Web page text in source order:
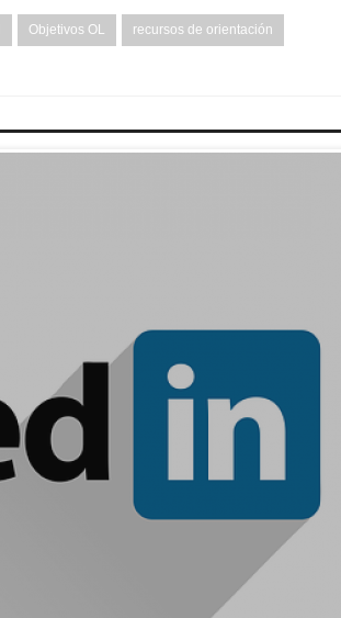
Objetivos OL recursos de orientación